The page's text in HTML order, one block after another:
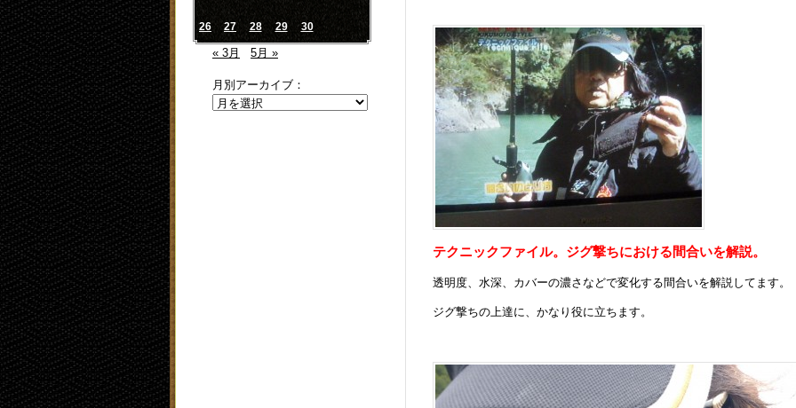
26 27 28 29 30
« 3月 5月 »
月別アーカイブ：
テクニックファイル。ジグ撃ちにおける間合いを解説。
透明度、水深、カバーの濃さなどで変化する間合いを解説してます。
ジグ撃ちの上達に、かなり役に立ちます。